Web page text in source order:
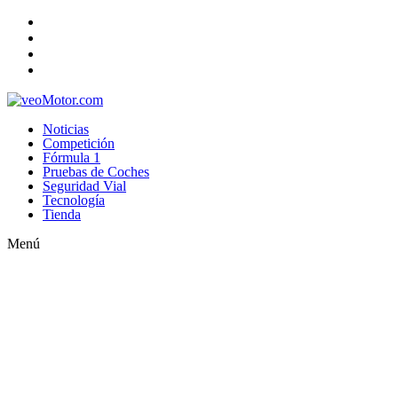
Noticias
Competición
Fórmula 1
Pruebas de Coches
Seguridad Vial
Tecnología
Tienda
Menú